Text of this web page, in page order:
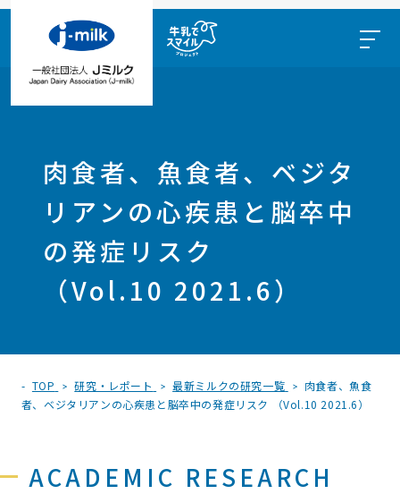
肉食者、魚食者、ベジタ
リアンの心疾患と脳卒中
の発症リスク
（Vol.10 2021.6）
TOP 研究・レポート 最新ミルクの研究一覧
肉食者、魚食
者、ベジタリアンの心疾患と脳卒中の発症リスク （Vol.10 2021.6）
ACADEMIC RESEARCH